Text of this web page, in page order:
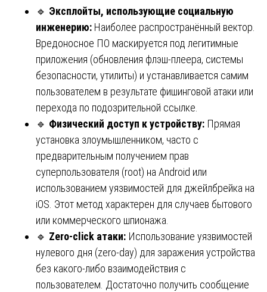
🔹 Эксплойты, использующие социальную
инженерию: Наиболее распространённый вектор.
Вредоносное ПО маскируется под легитимные
приложения (обновления флэш-плеера, системы
безопасности, утилиты) и устанавливается самим
пользователем в результате фишинговой атаки или
перехода по подозрительной ссылке.
🔹 Физический доступ к устройству: Прямая
установка злоумышленником, часто с
предварительным получением прав
суперпользователя (root) на Android или
использованием уязвимостей для джейлбрейка на
iOS. Этот метод характерен для случаев бытового
или коммерческого шпионажа.
🔹 Zero-click атаки: Использование уязвимостей
нулевого дня (zero-day) для заражения устройства
без какого-либо взаимодействия с
пользователем. Достаточно получить сообщение